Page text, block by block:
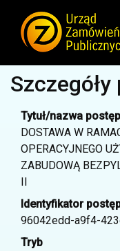
Tytuł/nazwa
DOSTAWA W
OPERACYJNEGO
ZABUDOWĄ
II
Identyfikator
96042edd-a9f4-
Tryb